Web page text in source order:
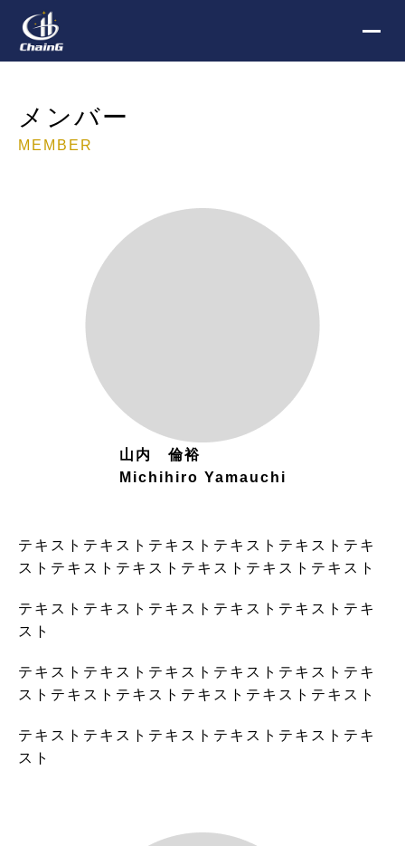
メンバー
MEMBER
山内 倫裕
Michihiro Yamauchi
テキストテキストテキストテキストテキストテキ
ストテキストテキストテキストテキストテキスト
テキストテキストテキストテキストテキストテキ
スト
テキストテキストテキストテキストテキストテキ
ストテキストテキストテキストテキストテキスト
テキストテキストテキストテキストテキストテキ
スト